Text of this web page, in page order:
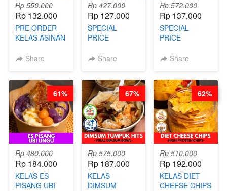
Rp 550.000
Rp 132.000
PRE ORDER
KELAS ASINAN
BY CHEF DITA
Share
Rp 427.000
Rp 127.000
SPECIAL
PRICE
KELAS KOPI &
BARISTA
ARISUDANA
(TANGGAL 04
AGS HARGA
NAIK! )
Share
Rp 572.000
Rp 137.000
SPECIAL
PRICE
KELAS CAKWE
DITA
(TANGGAL 04
AGS HARGA
NAIK! )
Share
Rp 480.000
Rp 184.000
KELAS ES
PISANG UBI
61%
Rp 575.000
Rp 187.000
KELAS
DIMSUM
67%
Rp 510.000
Rp 192.000
KELAS DIET
CHEESE CHIPS
62%